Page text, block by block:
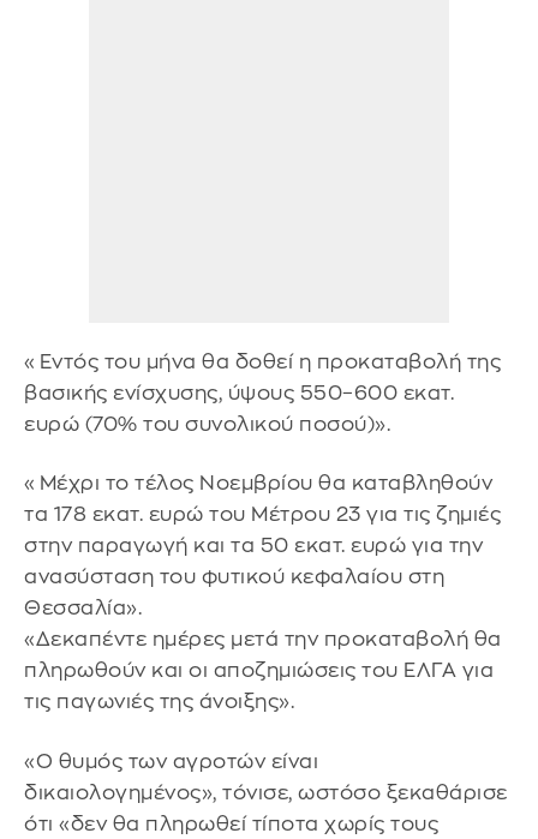
«Εντός του μήνα θα δοθεί η προκαταβολή της
βασικής ενίσχυσης, ύψους 550–600 εκατ.
ευρώ (70% του συνολικού ποσού)».
«Μέχρι το τέλος Νοεμβρίου θα καταβληθούν
τα 178 εκατ. ευρώ του Μέτρου 23 για τις ζημιές
στην παραγωγή και τα 50 εκατ. ευρώ για την
ανασύσταση του φυτικού κεφαλαίου στη
Θεσσαλία».
«Δεκαπέντε ημέρες μετά την προκαταβολή θα
πληρωθούν και οι αποζημιώσεις του ΕΛΓΑ για
τις παγωνιές της άνοιξης».
«Ο θυμός των αγροτών είναι
δικαιολογημένος», τόνισε, ωστόσο ξεκαθάρισε
ότι «δεν θα πληρωθεί τίποτα χωρίς τους